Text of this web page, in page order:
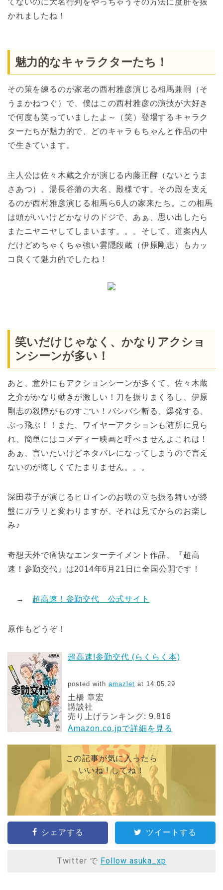
てないのに大名行列をやっちゃうその方法に度肝を抜
かれましたね！
魅力的なキャラクターたち！
その策を練るのが家老の西村雅彦演じる相馬兼嗣（そ
うまかねつぐ）で、僕はこの西村雅彦の演技が大好き
で何度も笑っていましたよ～（笑）登場するキャラク
ターたちが魅力的で、どのキャラもちゃんと作品の中
で生きています。
主人公は佐々木蔵之介が演じる内藤正酵（ないとうま
さあつ）。湯長谷藩の大名、殿様です。その殿を支え
るのが西村雅彦演じる相馬ら6人の家来たち。この相馬
は頭がいいけどかなりのドジで、あぁ、思い出したら
またニヤニヤしてしまいます。。。そして、道案内人
だけどめちゃくちゃ強い雲隠段蔵（伊原剛志）もカッ
コ良くて魅力的でしたね！
笑いだけじゃなく、かなりアクショ
ンシーンが多い！
あと、意外にもアクションシーンが多くて、佐々木蔵
之介がかなり動きが激しい！刀を振りまくるし、伊原
剛志の殺陣がものすごい！バシバシ斬る、爆発する、
ぶっ飛ぶ！！また、ワイヤーアクションも随所に見ら
れ、簡単にはコメディー映画と呼べませんよこれは！
あぁ、言いたいけどネタバレになってしまうので言え
ないのが悔しくてたまりません。。。
深田恭子が演じるヒロインのお咲の立ち振る舞いが終
盤にガラリと変わりますが、それは見てからのお楽し
み♪
奇想天外で痛快なエンターテイメント作品、『超高
速！参勤交代』は2014年6月21日に全国公開です！
→ 超高速！参勤交代 公式サイト
原作もどうぞ！
超高速!参勤交代 (らくらく本)
posted with amazlet at 14.05.29
土橋 章宏
講談社
売り上げランキング: 9,816
Amazon.co.jpで詳細を見る
この記事が気に入ったら
いいね ! してね！
シェアする ツイートする
Twitter で Follow asuka_xp